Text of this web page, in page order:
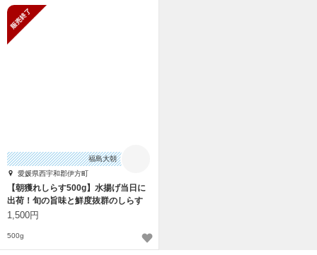
福島大朝
愛媛県西宇和郡伊方町
【朝獲れしらす500g】水揚げ当日に
出荷！旬の旨味と鮮度抜群のしらす
1,500円
500g